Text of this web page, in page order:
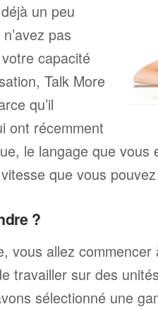
un peu
pas
capacité
Talk More
qu’il
ont récemment
le langage que vous
que vous
?
vous allez
travailler sur des
sélectionné une